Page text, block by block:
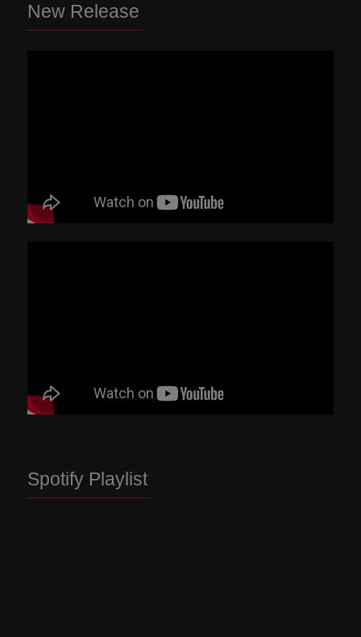
New Release
Spotify Playlist